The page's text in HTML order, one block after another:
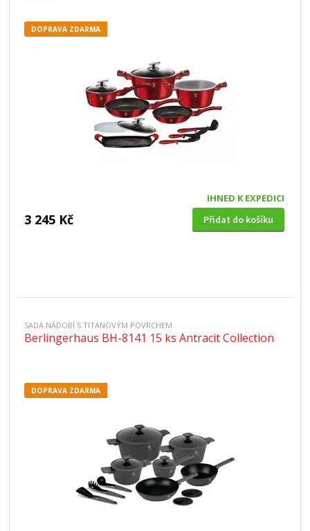
DOPRAVA ZDARMA
IHNED K EXPEDICI
3 245 Kč Přidat do košíku
SADA NÁDOBÍ S TITANOVÝM POVRCHEM
Berlingerhaus BH-8141 15 ks Antracit Collection
DOPRAVA ZDARMA